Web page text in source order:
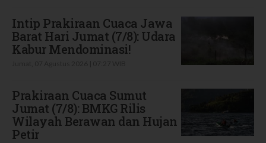
Intip Prakiraan Cuaca Jawa
Barat Hari Jumat (7/8): Udara
Kabur Mendominasi!
Prakiraan Cuaca Sumut
Jumat (7/8): BMKG Rilis
Wilayah Berawan dan Hujan
Petir